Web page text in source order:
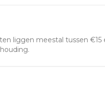
liggen meestal tussen €15